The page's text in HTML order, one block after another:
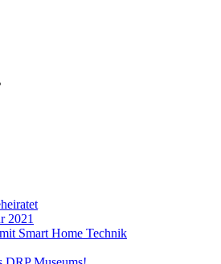
2021
Smart Home Technik